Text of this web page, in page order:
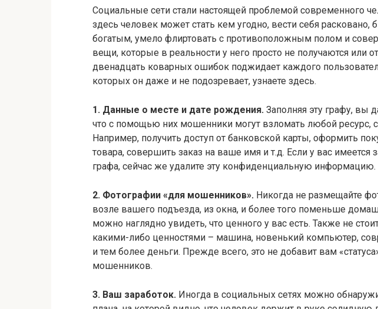
Социальные сети стали настоящей проблемой современного
здесь человек может стать кем угодно, вести себя
богатым, умело флиртовать с противоположным полом и
вещи, которые в реальности у него просто не получаются или
двенадцать коварных ошибок поджидает каждого
которых он даже и не подозревает, узнаете здесь.
1. Данные о месте и дате рождения. Заполняя эту графу, вы
что с помощью них мошенники могут взломать любой ресурс,
Например, получить доступ от банковской карты, оформить
товара, совершить заказ на ваше имя и т.д. Если у вас имеется
графа, сейчас же удалите эту конфиденциальную информацию.
2. Фотографии «для мошенников». Никогда не размещайте
возле вашего подъезда, из окна, и более того поменьше
можно наглядно увидеть, что ценного у вас есть. Также не
какими-либо ценностями – машина, новенький компьютер,
и тем более деньги. Прежде всего, это не добавит вам
мошенников.
3. Ваш заработок. Иногда в социальных сетях можно